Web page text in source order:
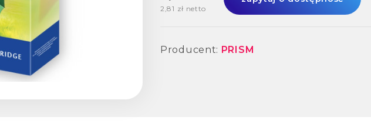
2,81 zł netto
Producent: PRISM